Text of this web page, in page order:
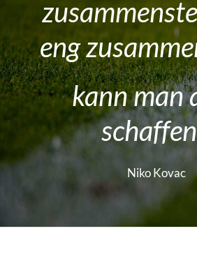
eng
kann man
Niko Kovac